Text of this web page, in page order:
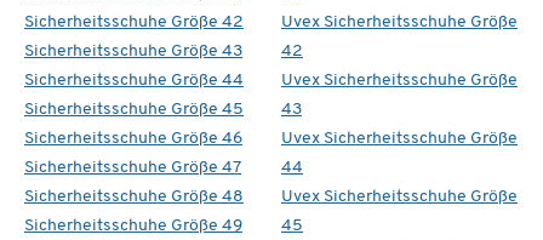
Sicherheitsschuhe Größe 42
Sicherheitsschuhe Größe 43
Sicherheitsschuhe Größe 44
Sicherheitsschuhe Größe 45
Sicherheitsschuhe Größe 46
Sicherheitsschuhe Größe 47
Sicherheitsschuhe Größe 48
Sicherheitsschuhe Größe 49
Uvex Sicherheitsschuhe Größe
42
Uvex Sicherheitsschuhe Größe
43
Uvex Sicherheitsschuhe Größe
44
Uvex Sicherheitsschuhe Größe
45